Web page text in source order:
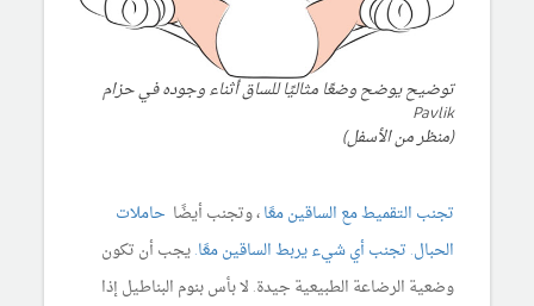
توضيح يوضح وضعًا مثاليًا للساق أثناء وجوده في حزام
Pavlik
(منظر من الأسفل)
تجنب التقميط مع الساقين معًا، وتجنب أيضًا حاملات
الحبال. تجنب أي شيء يربط الساقين معًا.يجب أن تكون
وضعية الرضاعة الطبيعية جيدة. لا بأس بنوم البناطيل إذا